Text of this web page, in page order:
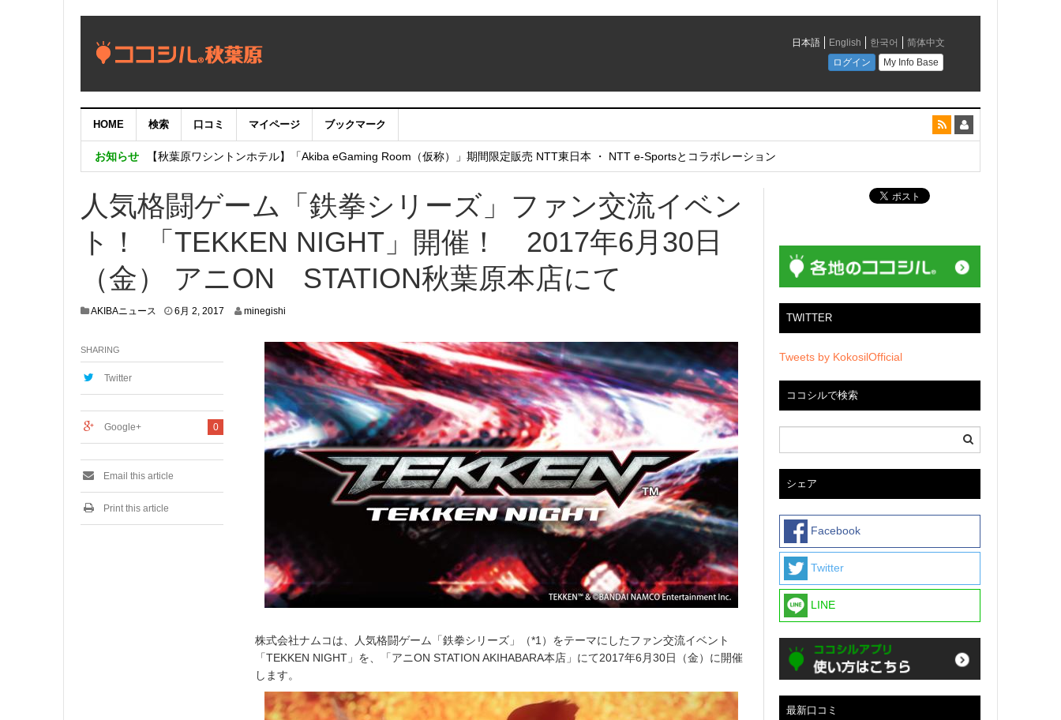
HOME 検索 口コミ マイページ ブックマーク
お知らせ
【重要：9月5日（火）22時】ココシル：アカウントサービス移行のお知らせ
【秋葉原ワシントンホテル】「Akiba eGaming Room（仮称）」期間限定販売 NTT東日本 ・ NTT e-Sportsとコラボレーション
人気格闘ゲーム「鉄拳シリーズ」ファン交流イベン
ト！ 「TEKKEN NIGHT」開催！ 2017年6月30日
（金） アニON STATION秋葉原本店にて
AKIBAニュース 6月 2, 2017 minegishi
株式会社ナムコは、人気格闘ゲーム「鉄拳シリーズ」（*1）をテーマにしたファン交流イベント
「TEKKEN NIGHT」を、「アニON STATION AKIHABARA本店」にて2017年6月30日（金）に開催
します。
SHARING
Twitter
0
Google+
Email this article
Print this article
TWITTER
Tweets by KokosilOfficial
ココシルで検索
シェア
Facebook
Twitter
LINE
最新口コミ